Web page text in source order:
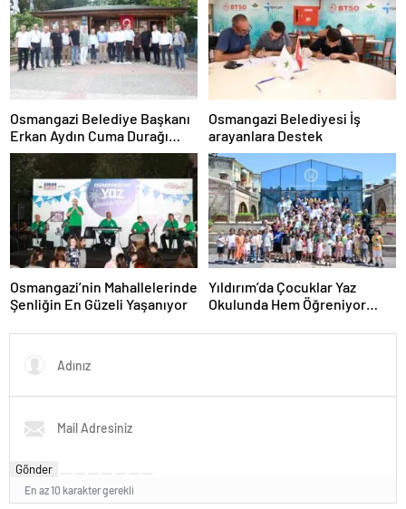
Osmangazi Belediye Başkanı
Erkan Aydın Cuma Durağı
Küplüpınar Mahallesi Oldu
Osmangazi Belediyesi İş
arayanlara Destek
Osmangazi’nin Mahallelerinde
Şenliğin En Güzeli Yaşanıyor
Yıldırım’da Çocuklar Yaz
Okulunda Hem Öğreniyor
Gönder
En az 10 karakter gerekli